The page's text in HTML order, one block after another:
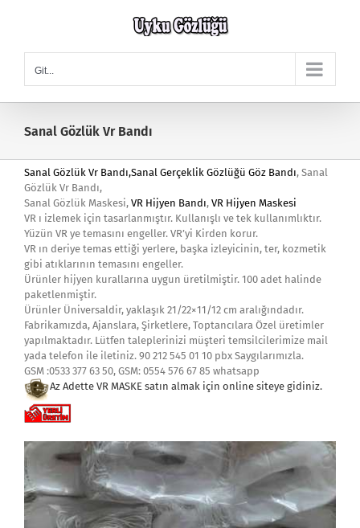
Git...
Sanal Gözlük Vr Bandı
Sanal Gözlük Vr Bandı,Sanal Gerçeklik Gözlüğü Göz Bandı, Sanal
Gözlük Vr Bandı,
Sanal Gözlük Maskesi, VR Hijyen Bandı, VR Hijyen Maskesi
VR ı izlemek için tasarlanmıştır. Kullanışlı ve tek kullanımlıktır.
Yüzün VR ye temasını engeller. VR’yi Kirden korur.
VR ın deriye temas ettiği yerlere, başka izleyicinin, ter, kozmetik
gibi atıklarının temasını engeller.
Ürünler hijyen kurallarına uygun üretilmiştir. 100 adet halinde
paketlenmiştir.
Ürünler Üniversaldir, yaklaşık 21/22×11/12 cm aralığındadır.
Fabrikamızda, Ajanslara, Şirketlere, Toptancılara Özel üretimler
yapılmaktadır. Lütfen taleplerinizi müşteri temsilcilerimize mail
yada telefon ile iletiniz. 90 212 545 01 10 pbx Saygılarımızla.
GSM :0533 377 63 50, GSM: 0554 576 67 85 whatsapp
Az Adette VR MASKE satın almak için online siteye gidiniz.